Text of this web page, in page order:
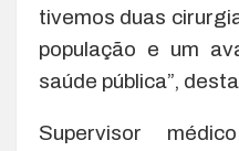
tivemos duas
população e um
saúde pública”,
Supervisor